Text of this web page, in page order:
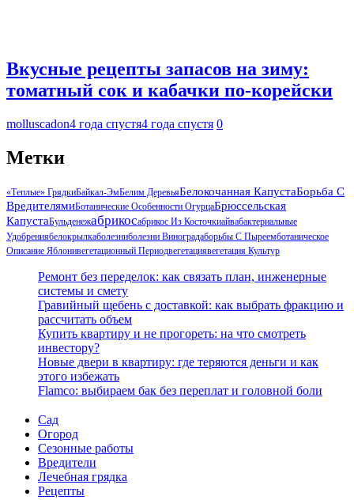
Вкусные рецепты запасов на зиму:
томатный сок и кабачки по-корейски
molluscadon4 года спустя4 года спустя 0
Метки
«Теплые» ГрядкиБайкал-ЭмБелим ДеревьяБелокочанная КапустаБорьба С
ВредителямиБотанические Особенности ОгурцаБрюссельская
КапустаБульденежАбрикосАбрикос Из КосточкиАйваБактериальные
УдобренияБелокрылкаБолезниБолезни ВиноградаБорьбы С ПыреемБотаническое
Описание ЯблониВегетационный ПериодВегетацияВегетация Культур
Ремонт без переделок: как связать план, инженерные
системы и смету
Гравийный щебень с доставкой: как выбрать фракцию и
рассчитать объем
Купить квартиру и не прогореть: на что смотреть
инвестору?
Новые двери в квартиру: где теряются деньги и как
этого избежать
Flamco: выбираем бак без переплат и головной боли
Сад
Огород
Сезонные работы
Вредители
Лечебная грядка
Рецепты